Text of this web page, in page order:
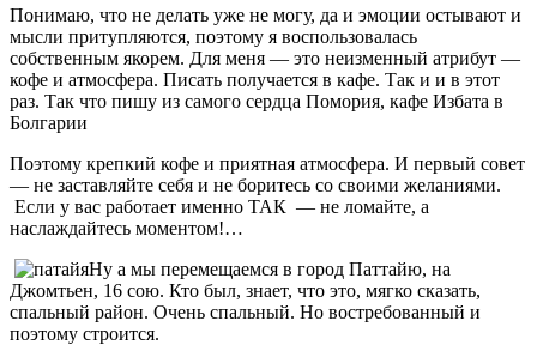
Понимаю, что не делать уже не могу, да и эмоции остывают и
мысли притупляются, поэтому я воспользовалась
собственным якорем. Для меня — это неизменный атрибут —
кофе и атмосфера. Писать получается в кафе. Так и и в этот
раз. Так что пишу из самого сердца Помория, кафе Избата в
Болгарии
Поэтому крепкий кофе и приятная атмосфера. И первый совет
— не заставляйте себя и не боритесь со своими желаниями.
Если у вас работает именно ТАК — не ломайте, а
наслаждайтесь моментом!…
Ну а мы перемещаемся в город Паттайю, на
Джомтьен, 16 сою. Кто был, знает, что это, мягко сказать,
спальный район. Очень спальный. Но востребованный и
поэтому строится.